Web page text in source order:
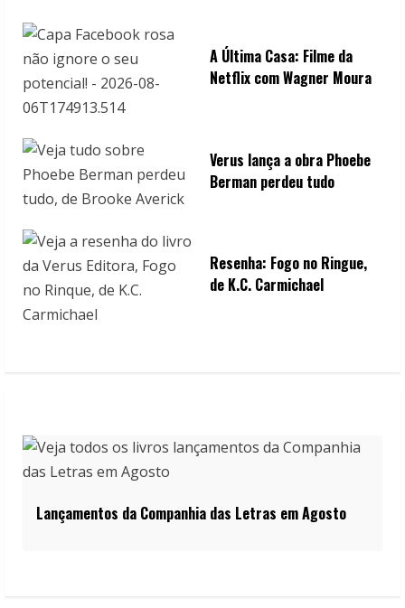
A Última Casa: Filme da
Netflix com Wagner Moura
Verus lança a obra Phoebe
Berman perdeu tudo
Resenha: Fogo no Ringue,
de K.C. Carmichael
Lançamentos da Companhia das Letras em Agosto